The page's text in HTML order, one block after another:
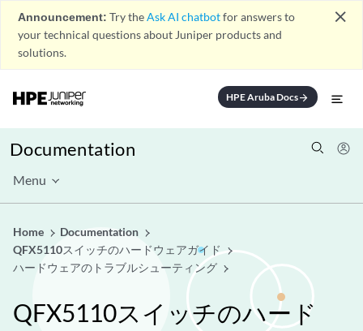
Announcement: Try theAsk AI chatbotfor answers to
your technical questions about Juniper products and
solutions.
close
HPE Aruba Docsarrow_forward
Documentation
Menu
Home
Documentation
QFX5110スイッチのハードウェアガイド
ハードウェアのトラブルシューティング
QFX5110スイッチのハード